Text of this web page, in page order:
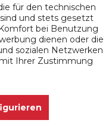
für den technischen
und stets gesetzt
bei Benutzung
dienen oder die
sozialen Netzwerken
Ihrer Zustimmung
ⓘ